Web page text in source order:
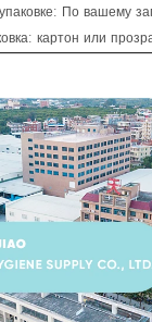
По вашему
картон или